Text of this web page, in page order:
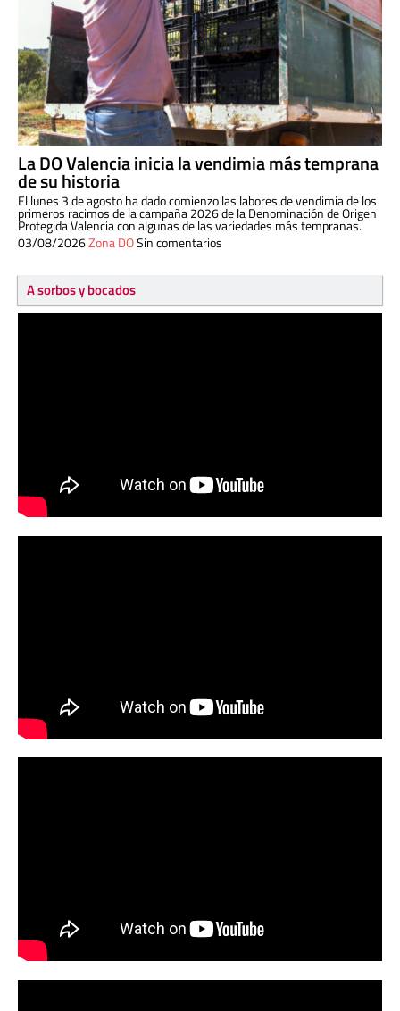
La DO Valencia inicia la vendimia más temprana
de su historia
El lunes 3 de agosto ha dado comienzo las labores de vendimia de los
primeros racimos de la campaña 2026 de la Denominación de Origen
Protegida Valencia con algunas de las variedades más tempranas.
03/08/2026Zona DOSin comentarios
A sorbos y bocados